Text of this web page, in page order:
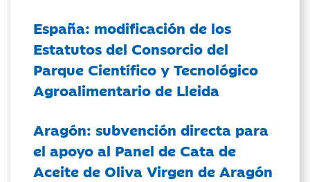
España: modificación de los
Estatutos del Consorcio del
Parque Científico y Tecnológico
Agroalimentario de Lleida
Aragón: subvención directa para
el apoyo al Panel de Cata de
Aceite de Oliva Virgen de Aragón